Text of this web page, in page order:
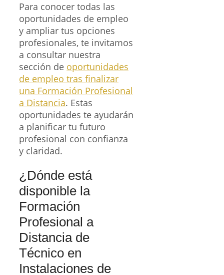
Para conocer todas las
oportunidades de empleo
y ampliar tus opciones
profesionales, te invitamos
a consultar nuestra
sección de oportunidades
de empleo tras finalizar
una Formación Profesional
a Distancia. Estas
oportunidades te ayudarán
a planificar tu futuro
profesional con confianza
y claridad.
¿Dónde está
disponible la
Formación
Profesional a
Distancia de
Técnico en
Instalaciones de